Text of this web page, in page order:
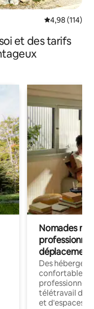
Évaluation
4,98 (114)
et des tarifs
Nomades
déplacement
Des
confortables
professionnels
télétravail
et d'espaces